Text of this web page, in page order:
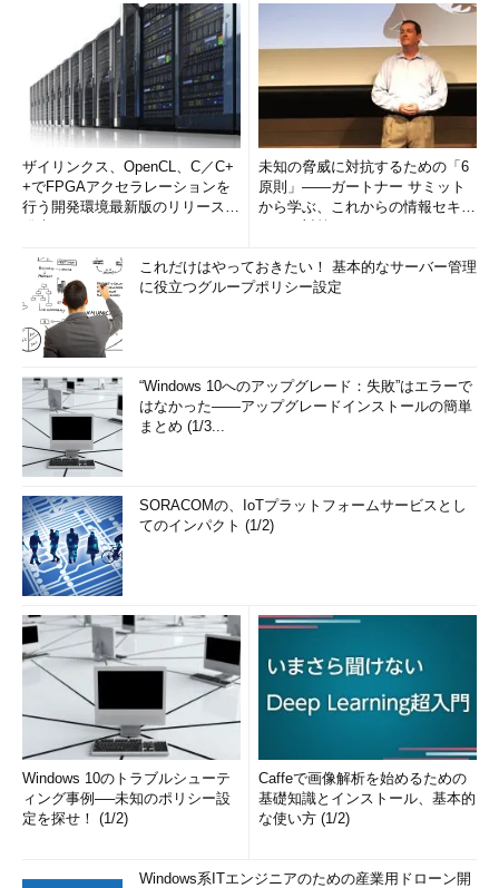
もっとも、Windows Updateで最新の更新プログラムを適用
していれば、上記のものも適用済みのはずだ（正確には、上記
のものを含む最新のロールアップが適用済みのはずだ）。従っ
て、インストールしたばかりで更新プログラムが未適用の
Windows 8／Windows Server 2012だけ注意すればよいだろ
う。
■関連リンク
Windows 8 / Windows Server 2012 では 「自動インスト
ポート部門 WSUS 担当チームのブログ）
■この記事と関連性の高い別の記事
Windows 7／Server 2008のWindows Updateの使い方
（設定編）（TIPS）
シャットダウン時に更新プログラムを適用させる
（TIPS）
Windows Updateを無効化する
Windows Update適用後の自動再起動を抑制する
（TIPS）
Windows 7／Server 2008のWindows Updateの使い方
（基本編）
「Tech TIPS」
ザイリンクス、OpenCL、C／C+
+でFPGAアクセラレーションを
行う開発環境最新版のリリースを
未知の脅威に対抗するための「6
原則」――ガートナー サミット
から学ぶ、これからの情報セキュ
これだけはやっておきたい！ 基本的なサーバー管理
に役立つグループポリシー設定
“Windows 10へのアップグレード：失敗”はエラーで
はなかった――アップグレードインストールの簡単
まとめ (1/3...
SORACOMの、IoTプラットフォームサービスとし
てのインパクト (1/2)
Windows 10のトラブルシューテ
ィング事例──未知のポリシー設
定を探せ！ (1/2)
Caffeで画像解析を始めるための
基礎知識とインストール、基本的
な使い方 (1/2)
Windows系ITエンジニアのための産業用ドローン開